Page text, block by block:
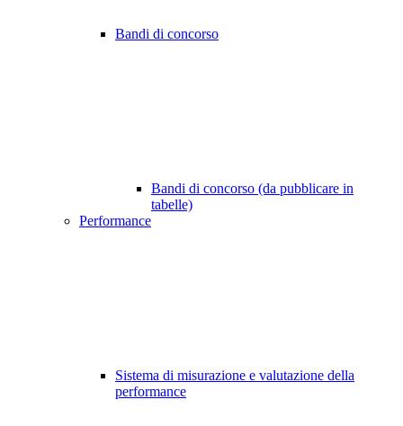
Bandi di concorso
Bandi di concorso (da pubblicare in
tabelle)
Performance
Sistema di misurazione e valutazione della
performance